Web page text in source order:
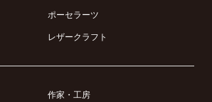
ポーセラーツ
レザークラフト
作家・工房